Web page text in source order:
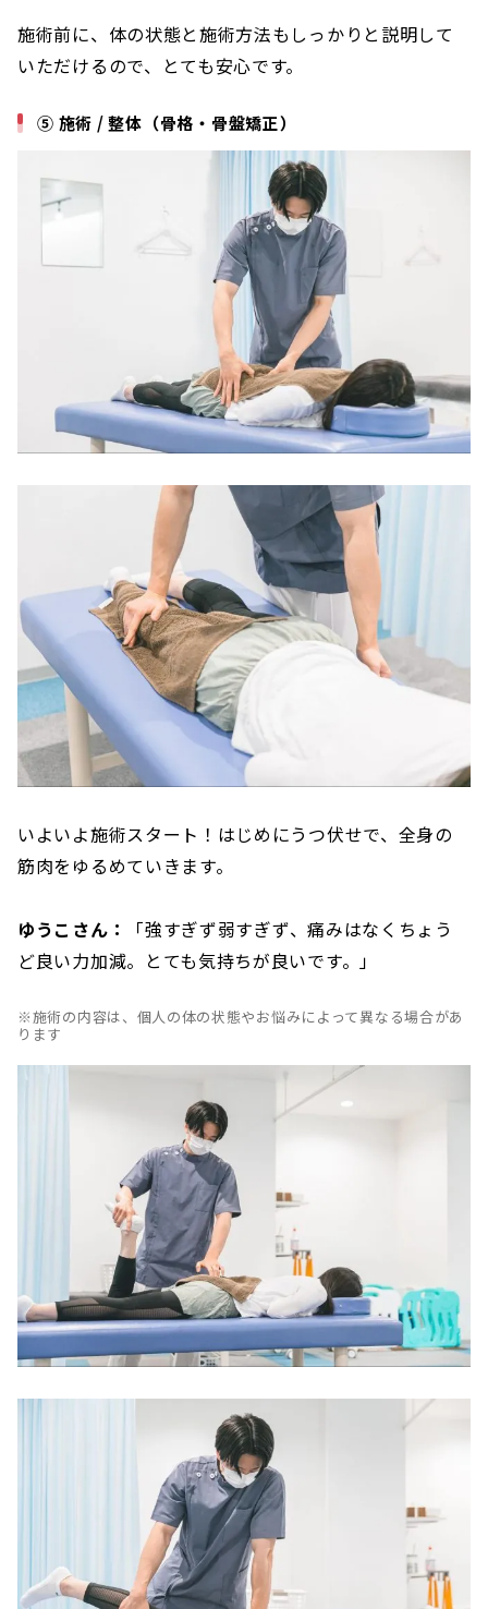
施術前に、体の状態と施術方法もしっかりと説明して
いただけるので、とても安心です。
⑤ 施術 / 整体（骨格・骨盤矯正）
いよいよ施術スタート！はじめにうつ伏せで、全身の
筋肉をゆるめていきます。
ゆうこさん：
「強すぎず弱すぎず、痛みはなくちょう
ど良い力加減。とても気持ちが良いです。」
※施術の内容は、個人の体の状態やお悩みによって異なる場合があ
ります